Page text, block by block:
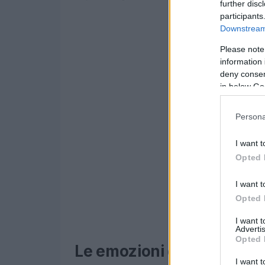
further
Please
information
deny
in below
I want
Opted
I want
Opted
I want
Opted
I want
Le emozioni delle gare